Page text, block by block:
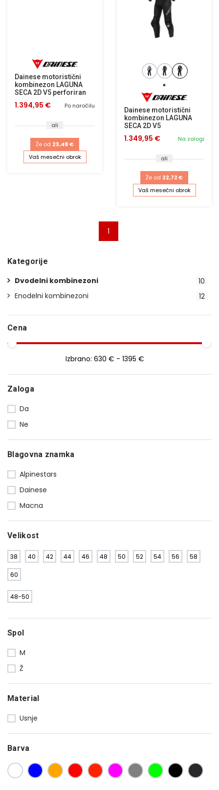
Dainese motoristični
kombinezon LAGUNA
SECA 2D V5 perforiran
Po naročilu
1.394,95 €
ali
Že od 23,48 €
Vaš mesečni obrok
Dainese motoristični
kombinezon LAGUNA
SECA 2D V5
Na zalogi
1.349,95 €
ali
Že od 22,72 €
Vaš mesečni obrok
1
Kategorije
10
Dvodelni kombinezoni
12
Enodelni kombinezoni
Cena
Izbrano: 630 € - 1395 €
Zaloga
Da
Ne
Blagovna znamka
Alpinestars
Dainese
Macna
Velikost
38 40 42 44 46 48 50 52 54 56 58
60
48-50
Spol
M
Ž
Material
Usnje
Barva